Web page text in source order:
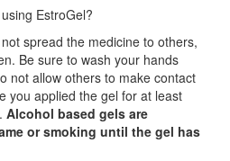
EstroGel?
spread the medicine to others,
Be sure to wash your hands
not allow others to make contact
you applied the gel for at least
Alcohol based gels are
or smoking until the gel has